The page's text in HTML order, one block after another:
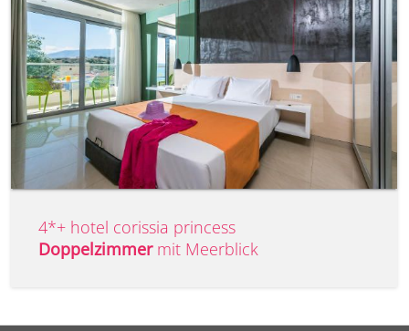
4*+ hotel corissia princess
Doppelzimmermit Meerblick